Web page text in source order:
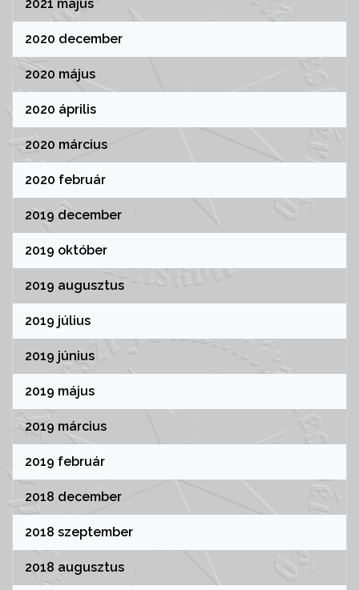
2021 május
2020 december
2020 május
2020 április
2020 március
2020 február
2019 december
2019 október
2019 augusztus
2019 július
2019 június
2019 május
2019 március
2019 február
2018 december
2018 szeptember
2018 augusztus